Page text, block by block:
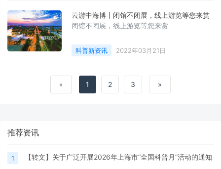
云游中海博丨闭馆不闭展，线上游览等您来赏
闭馆不闭展，线上游览等您来赏
科普新资讯 2022年03月21日
« 1 2 3 »
推荐资讯
1 【转文】关于广泛开展2026年上海市“全国科普月”活动的通知